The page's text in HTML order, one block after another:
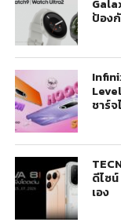
ป้อง
ชาร์
ดีไซ
เอง